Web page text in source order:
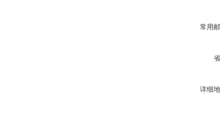
常用
详细